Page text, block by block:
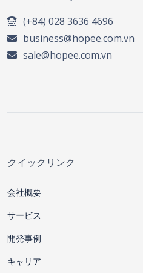
(+84) 028 3636 4696
business@hopee.com.vn
sale@hopee.com.vn
クイックリンク
会社概要
サービス
開発事例
キャリア